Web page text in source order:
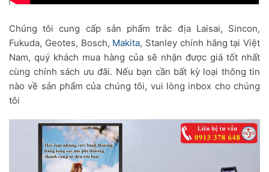
Chúng tôi cung cấp sản phẩm trắc địa Laisai, Sincon,
Fukuda, Geotes, Bosch, Makita, Stanley chính hãng tại Việt
Nam, quý khách mua hàng của sẽ nhận được giá tốt nhất
cùng chính sách ưu đãi. Nếu bạn cần bất kỳ loại thông tin
nào về sản phẩm của chúng tôi, vui lòng inbox cho chúng
tôi